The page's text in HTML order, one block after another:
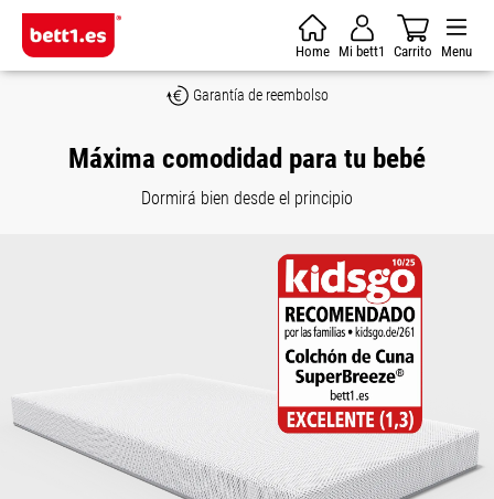
Saltar al contenido principal
Home Mi bett1 Carrito Menu
Garantía de reembolso
Máxima comodidad para tu bebé
Dormirá bien desde el principio